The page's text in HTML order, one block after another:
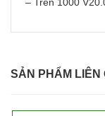
SẢN PHẨM LIÊN